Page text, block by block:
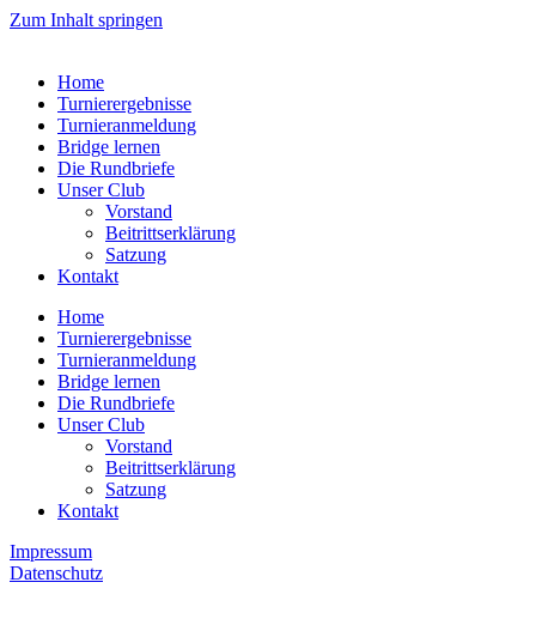
Zum Inhalt springen
Home
Turnierergebnisse
Turnieranmeldung
Bridge lernen
Die Rundbriefe
Unser Club
Vorstand
Beitrittserklärung
Satzung
Kontakt
Home
Turnierergebnisse
Turnieranmeldung
Bridge lernen
Die Rundbriefe
Unser Club
Vorstand
Beitrittserklärung
Satzung
Kontakt
Impressum
Datenschutz